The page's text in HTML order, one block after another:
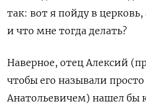
так: вот я пойду в
и что мне тогда делать?
Наверное, отец Алексий
чтобы его называли
Анатольевичем) нашел бы